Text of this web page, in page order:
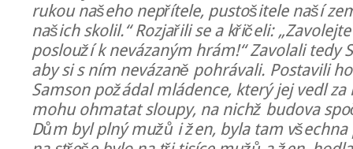
rukou našeho nepřítele, pustošitele naší
našich skolil.“ Rozjařili se a křičeli:
poslouží k nevázaným hrám!“ Zavolali tedy
aby si s ním nevázaně pohrávali. Postavili
Samson požádal mládence, který jej vedl za
mohu ohmatat sloupy, na nichž budova
Dům byl plný mužů i žen, byla tam